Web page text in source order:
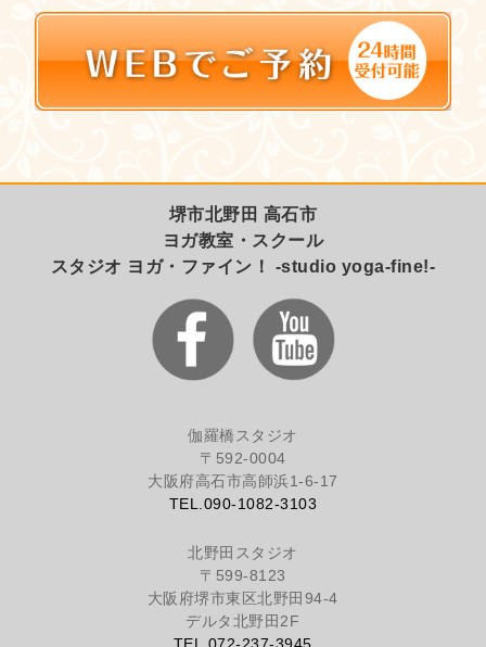
堺市北野田 高石市
ヨガ教室・スクール
スタジオ ヨガ・ファイン！ -studio yoga-fine!-
伽羅橋スタジオ
〒592-0004
大阪府高石市高師浜1-6-17
TEL.090-1082-3103
北野田スタジオ
〒599-8123
大阪府堺市東区北野田94-4
デルタ北野田2F